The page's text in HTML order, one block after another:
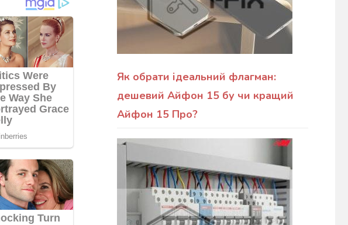
Як обрати ідеальний флагман:
дешевий Айфон 15 бу чи кращий
Айфон 15 Про?